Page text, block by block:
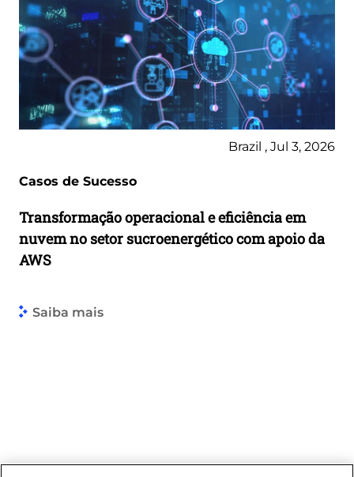
Brazil , Jul 3, 2026
Casos de Sucesso
Transformação operacional e eficiência em
nuvem no setor sucroenergético com apoio da
AWS
Saiba mais